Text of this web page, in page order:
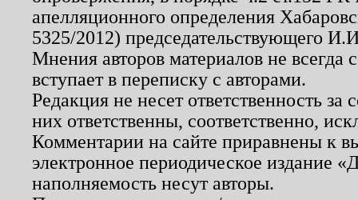
апелляционного определения
5325/2012) председательствующего
Мнения авторов материалов не
вступает в переписку с авторами.
Редакция не несет ответственность
них ответственны, соответственно,
Комментарии на сайте приравнены к
электронное периодическое издание
наполняемость несут авторы.